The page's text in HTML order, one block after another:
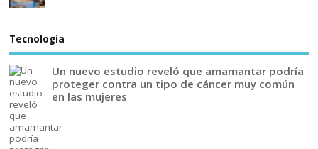
Tecnología
Un nuevo estudio reveló que amamantar podría
proteger contra un tipo de cáncer muy común
en las mujeres